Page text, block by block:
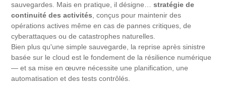
sauvegardes. Mais en pratique, il désigne…stratégie de
continuité des activités , conçus pour maintenir des
opérations actives même en cas de pannes critiques, de
cyberattaques ou de catastrophes naturelles.
Bien plus qu'une simple sauvegarde, la reprise après sinistre
basée sur le cloud est le fondement de la résilience numérique
— et sa mise en œuvre nécessite une planification, une
automatisation et des tests contrôlés.